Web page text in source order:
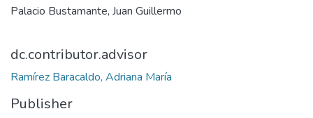
Palacio Bustamante, Juan Guillermo
dc.contributor.advisor
Ramírez Baracaldo, Adriana María
Publisher